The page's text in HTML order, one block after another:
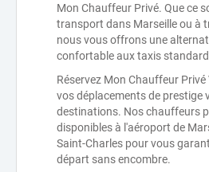
Mon Chauffeur Privé. Que ce
transport dans Marseille ou à
nous vous offrons une
confortable aux taxis
Réservez Mon Chauffeur
vos déplacements de prestige
destinations. Nos chauffeurs
disponibles à l'aéroport de
Saint-Charles pour vous
départ sans encombre.